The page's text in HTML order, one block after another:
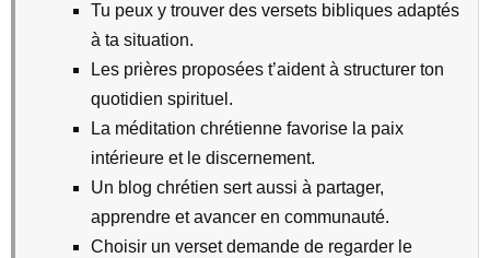
Tu peux y trouver des versets bibliques adaptés
à ta situation.
Les prières proposées t’aident à structurer ton
quotidien spirituel.
La méditation chrétienne favorise la paix
intérieure et le discernement.
Un blog chrétien sert aussi à partager,
apprendre et avancer en communauté.
Choisir un verset demande de regarder le